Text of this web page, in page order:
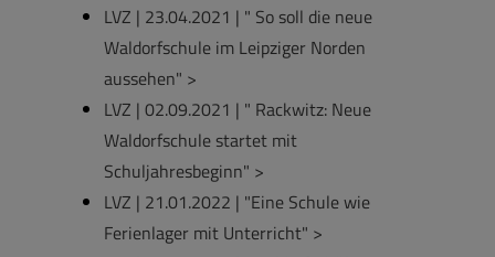
LVZ | 23.04.2021 | " So soll die neue
Waldorfschule im Leipziger Norden
aussehen" >
LVZ | 02.09.2021 | " Rackwitz: Neue
Waldorfschule startet mit
Schuljahresbeginn" >
LVZ | 21.01.2022 | "Eine Schule wie
Ferienlager mit Unterricht" >